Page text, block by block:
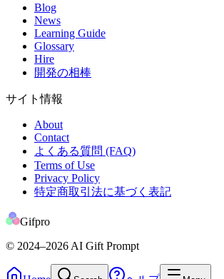
Blog
News
Learning Guide
Glossary
Hire
開発の相棒
サイト情報
About
Contact
よくある質問 (FAQ)
Terms of Use
Privacy Policy
特定商取引法に基づく表記
Gifpro
© 2024–2026 AI Gift Prompt